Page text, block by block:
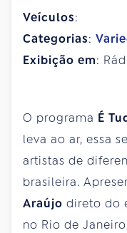
Veículos:
Categorias:
Exibição em:
O programa É
leva ao ar, essa
artistas de
brasileira.
Araújo direto do
no Rio de